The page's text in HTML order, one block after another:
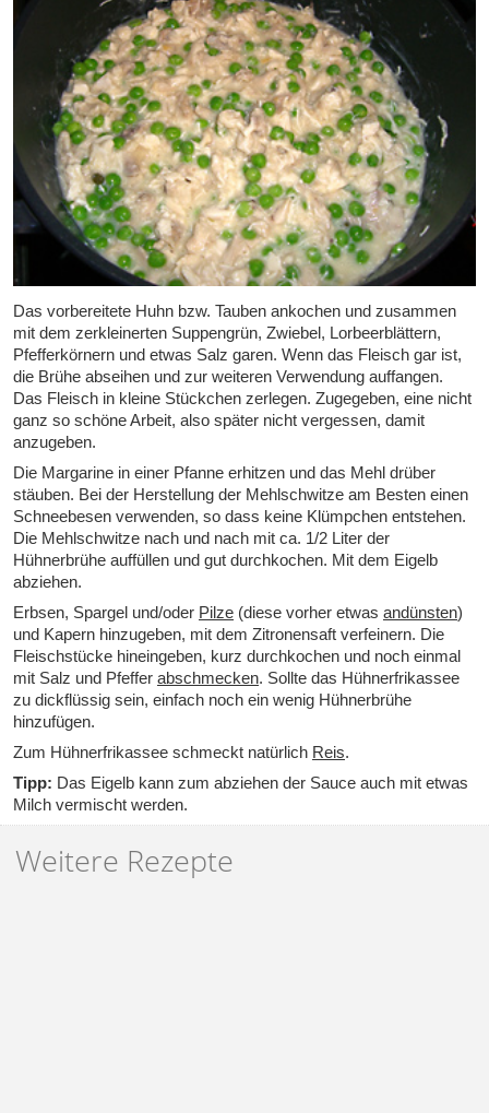
Das vorbereitete Huhn bzw. Tauben ankochen und zusammen
mit dem zerkleinerten Suppengrün, Zwiebel, Lorbeerblättern,
Pfefferkörnern und etwas Salz garen. Wenn das Fleisch gar ist,
die Brühe abseihen und zur weiteren Verwendung auffangen.
Das Fleisch in kleine Stückchen zerlegen. Zugegeben, eine nicht
ganz so schöne Arbeit, also später nicht vergessen, damit
anzugeben.
Die Margarine in einer Pfanne erhitzen und das Mehl drüber
stäuben. Bei der Herstellung der Mehlschwitze am Besten einen
Schneebesen verwenden, so dass keine Klümpchen entstehen.
Die Mehlschwitze nach und nach mit ca. 1/2 Liter der
Hühnerbrühe auffüllen und gut durchkochen. Mit dem Eigelb
abziehen.
Erbsen, Spargel und/oder Pilze (diese vorher etwas andünsten)
und Kapern hinzugeben, mit dem Zitronensaft verfeinern. Die
Fleischstücke hineingeben, kurz durchkochen und noch einmal
mit Salz und Pfeffer abschmecken. Sollte das Hühnerfrikassee
zu dickflüssig sein, einfach noch ein wenig Hühnerbrühe
hinzufügen.
Zum Hühnerfrikassee schmeckt natürlich Reis.
Tipp: Das Eigelb kann zum abziehen der Sauce auch mit etwas
Milch vermischt werden.
Weitere Rezepte